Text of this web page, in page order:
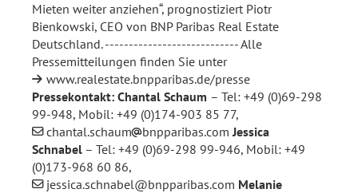
Mieten weiter anziehen“, prognostiziert Piotr
Bienkowski, CEO von BNP Paribas Real Estate
Deutschland. ---------------------------- Alle
Pressemitteilungen finden Sie unter
www.realestate.bnpparibas.de/presse
Pressekontakt: Chantal Schaum – Tel: +49 (0)69-298
99-948, Mobil: +49 (0)174-903 85 77,
chantal.schaum
bnpparibas.com Jessica
Schnabel – Tel: +49 (0)69-298 99-946, Mobil: +49
(0)173-968 60 86,
jessica.schnabel@bnpparibas.com Melanie